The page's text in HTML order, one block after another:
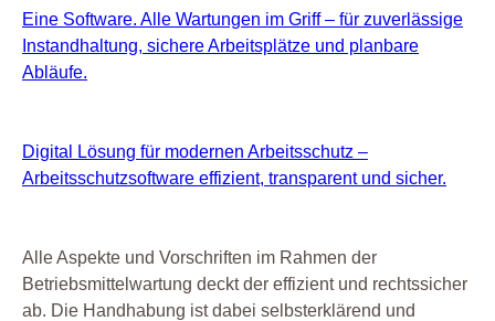
Eine Software. Alle Wartungen im Griff – für zuverlässige
Instandhaltung, sichere Arbeitsplätze und planbare
Abläufe.
Digital Lösung für modernen Arbeitsschutz –
Arbeitsschutzsoftware effizient, transparent und sicher.
Alle Aspekte und Vorschriften im Rahmen der
Betriebsmittelwartung deckt der effizient und rechtssicher
ab. Die Handhabung ist dabei selbsterklärend und